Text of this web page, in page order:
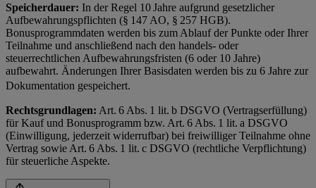
Speicherdauer: In der Regel 10 Jahre aufgrund gesetzlicher
Aufbewahrungspflichten (§ 147 AO, § 257 HGB).
Bonusprogrammdaten werden bis zum Ablauf der Punkte oder Ihrer
Teilnahme und anschließend nach den handels- oder
steuerrechtlichen Aufbewahrungsfristen (6 oder 10 Jahre)
aufbewahrt. Änderungen Ihrer Basisdaten werden bis zu 6 Jahre zur
Dokumentation gespeichert.
Rechtsgrundlagen: Art. 6 Abs. 1 lit. b DSGVO (Vertragserfüllung)
für Kauf und Bonusprogramm bzw. Art. 6 Abs. 1 lit. a DSGVO
(Einwilligung, jederzeit widerrufbar) bei freiwilliger Teilnahme ohne
Vertrag sowie Art. 6 Abs. 1 lit. c DSGVO (rechtliche Verpflichtung)
für steuerliche Aspekte.